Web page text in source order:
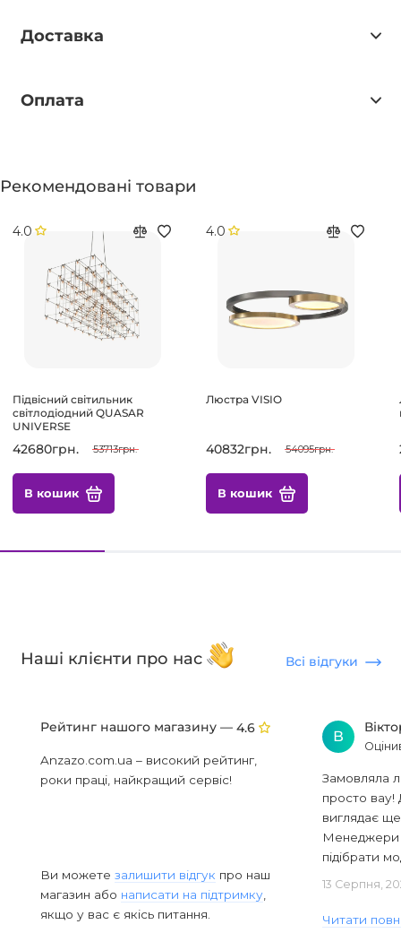
Доставка
Оплата
Рекомендовані товари
4.0
Підвісний світильник
світлодіодний QUASAR
UNIVERSE
42680грн. 53713грн.
В кошик
4.0
Люстра VISIO
40832грн. 54095грн.
В кошик
Наші клієнти про нас Всі відгуки
Рейтинг нашого магазину — 4.6
Anzazo.com.ua – високий рейтинг,
роки праці, найкращий сервіс!
Ви можете залишити відгук про наш
магазин або написати на підтримку
якщо у вас є якісь питання.
В
Замовляла
просто вау!
виглядає
Менеджери
підібрати
13 Серпня,
Читати